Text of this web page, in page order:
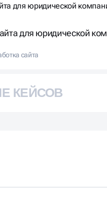
для юридической
сайта
КЕЙСОВ